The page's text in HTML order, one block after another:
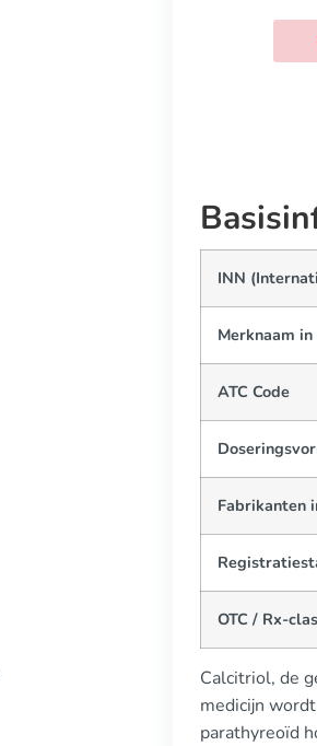
INN
Merknaam
ATC Code
Fabrikanten
OTC / Rx-
Calcitriol, de
medicijn
parathyreoïd